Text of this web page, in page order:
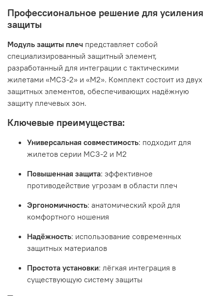
Профессиональное решение для усиления
защиты
Модуль защиты плеч представляет собой
специализированный защитный элемент,
разработанный для интеграции с тактическими
жилетами «МСЗ-2» и «М2». Комплект состоит из двух
защитных элементов, обеспечивающих надёжную
защиту плечевых зон.
Ключевые преимущества:
Универсальная совместимость: подходит для
жилетов серии МСЗ-2 и М2
Повышенная защита: эффективное
противодействие угрозам в области плеч
Эргономичность: анатомический крой для
комфортного ношения
Надёжность: использование современных
защитных материалов
Простота установки: лёгкая интеграция в
существующую систему защиты